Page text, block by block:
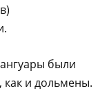
были
и дольмены.